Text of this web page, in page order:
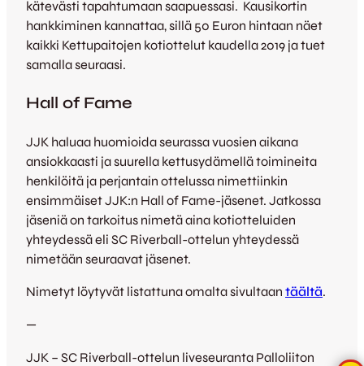
kätevästi tapahtumaan saapuessasi. Kausikortin
hankkiminen kannattaa, sillä 50 Euron hintaan näet
kaikki Kettupaitojen kotiottelut kaudella 2019 ja tuet
samalla seuraasi.
Hall of Fame
JJK haluaa huomioida seurassa vuosien aikana
ansiokkaasti ja suurella kettusydämellä toimineita
henkilöitä ja perjantain ottelussa nimettiinkin
ensimmäiset JJK:n Hall of Fame-jäsenet. Jatkossa
jäseniä on tarkoitus nimetä aina kotiotteluiden
yhteydessä eli SC Riverball-ottelun yhteydessä
nimetään seuraavat jäsenet.
Nimetyt löytyvät listattuna omalta sivultaan täältä.
—
JJK – SC Riverball-ottelun liveseuranta Palloliiton